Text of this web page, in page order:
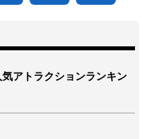
アトラクションランキン